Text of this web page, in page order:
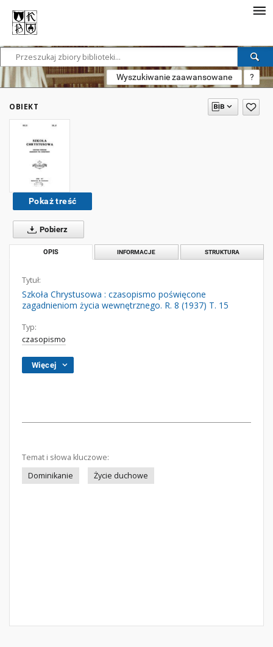
Wyszukiwanie zaawansowane ?
OBIEKT
Pokaż treść
Pobierz
OPIS INFORMACJE STRUKTURA
Tytuł:
Szkoła Chrystusowa : czasopismo poświęcone
zagadnieniom życia wewnętrznego. R. 8 (1937) T. 15
Typ:
czasopismo
Więcej
Temat i słowa kluczowe:
Dominikanie
Życie duchowe